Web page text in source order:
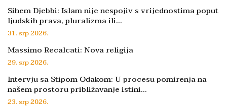
Sihem Djebbi: Islam nije nespojiv s vrijednostima poput
ljudskih prava, pluralizma ili…
31. srp 2026.
Massimo Recalcati: Nova religija
29. srp 2026.
Intervju sa Stipom Odakom: U procesu pomirenja na
našem prostoru približavanje istini…
23. srp 2026.